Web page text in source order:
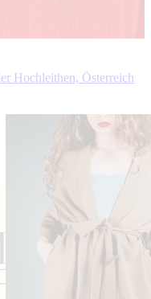
Hochleithen, Österreich